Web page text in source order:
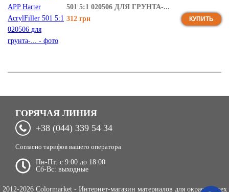
501 5:1 020506 ДЛЯ ГРУНТА-...
312 грн
КУПИТЬ
ГОРЯЧАЯ ЛИНИЯ
+38 (044) 339 54 34
Согласно тарифов вашего оператора
Пн-Пт: c 9:00 до 18:00
Сб-Вс: выходные
2012-2026 Colormarket - Интернет-магазин материалов для окраски всех